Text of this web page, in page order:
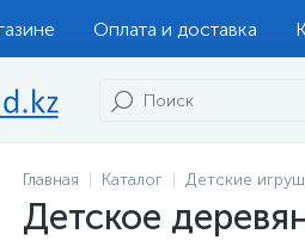
Оплата и доставка
Главная Каталог Детские
Детское